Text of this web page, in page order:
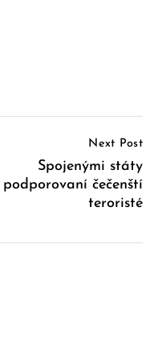
Next Post
Spojenými státy
podporovaní čečenští
teroristé